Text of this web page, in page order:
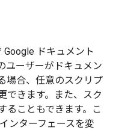
ドキュメント
ユーザーがドキュメン
場合、任意のスクリプ
できます。また、スク
ることもできます。こ
ンターフェースを変